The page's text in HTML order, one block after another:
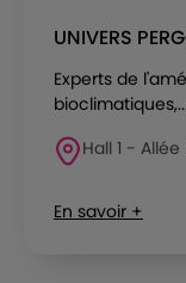
UNIVERS
Experts de
bioclimatiques,...
Hall 1 -
En savoir +